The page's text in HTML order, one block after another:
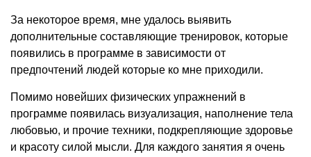
За некоторое время, мне удалось выявить
дополнительные составляющие тренировок, которые
появились в программе в зависимости от
предпочтений людей которые ко мне приходили.
Помимо новейших физических упражнений в
программе появилась визуализация, наполнение тела
любовью, и прочие техники, подкрепляющие здоровье
и красоту силой мысли. Для каждого занятия я очень